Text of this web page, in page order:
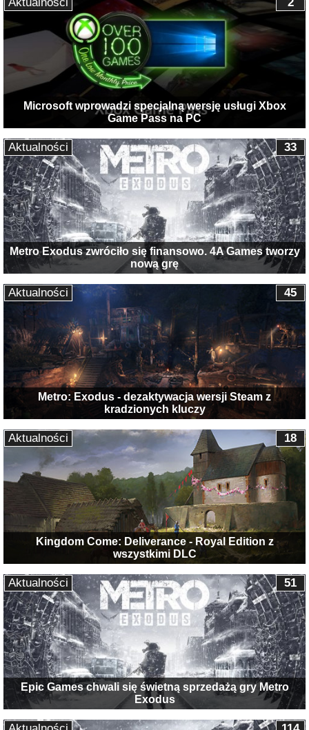
Microsoft wprowadzi specjalną wersję usługi Xbox
Game Pass na PC
Metro Exodus zwróciło się finansowo. 4A Games tworzy
nową grę
33
Aktualności
Metro: Exodus - dezaktywacja wersji Steam z
kradzionych kluczy
45
Aktualności
Kingdom Come: Deliverance - Royal Edition z
wszystkimi DLC
18
Aktualności
Epic Games chwali się świetną sprzedażą gry Metro
Exodus
51
Aktualności